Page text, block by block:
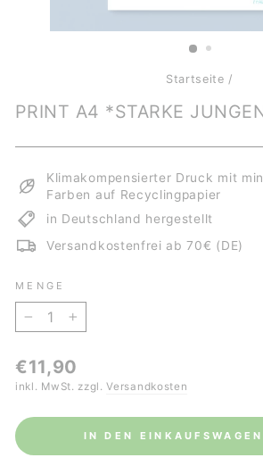
Startseite /
PRINT A4 *STARKE
Klimakompensierter Druck mit
Farben auf Recyclingpapier
in Deutschland hergestellt
Versandkostenfrei ab 70€ (DE)
MENGE
Normaler
€11,90
inkl. MwSt. zzgl.Versandkosten
IN DEN